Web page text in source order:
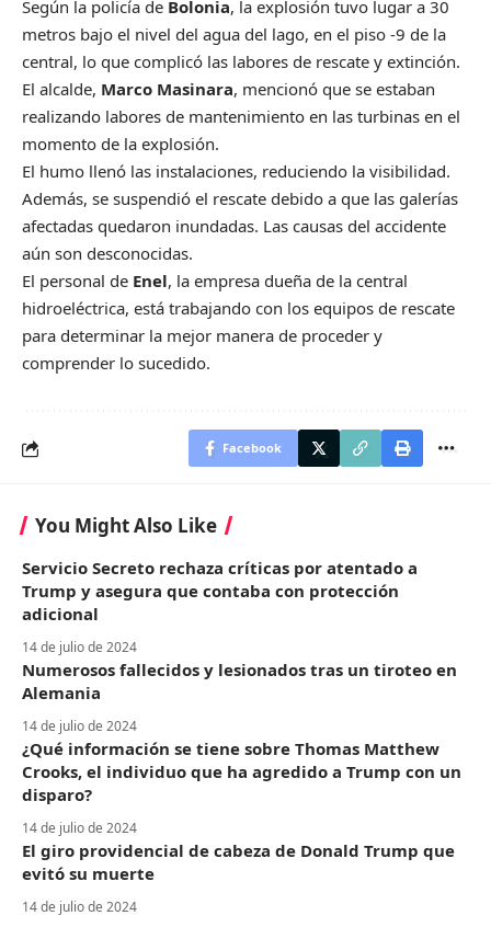
Según la policía de Bolonia, la explosión tuvo lugar a 30
metros bajo el nivel del agua del lago, en el piso -9 de la
central, lo que complicó las labores de rescate y extinción.
El alcalde, Marco Masinara, mencionó que se estaban
realizando labores de mantenimiento en las turbinas en el
momento de la explosión.
El humo llenó las instalaciones, reduciendo la visibilidad.
Además, se suspendió el rescate debido a que las galerías
afectadas quedaron inundadas. Las causas del accidente
aún son desconocidas.
El personal de Enel, la empresa dueña de la central
hidroeléctrica, está trabajando con los equipos de rescate
para determinar la mejor manera de proceder y
comprender lo sucedido.
Facebook
You Might Also Like
Servicio Secreto rechaza críticas por atentado a
Trump y asegura que contaba con protección
adicional
14 de julio de 2024
Numerosos fallecidos y lesionados tras un tiroteo en
Alemania
14 de julio de 2024
¿Qué información se tiene sobre Thomas Matthew
Crooks, el individuo que ha agredido a Trump con un
disparo?
14 de julio de 2024
El giro providencial de cabeza de Donald Trump que
evitó su muerte
14 de julio de 2024